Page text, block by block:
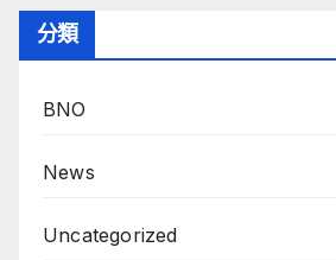
分類
BNO
News
Uncategorized